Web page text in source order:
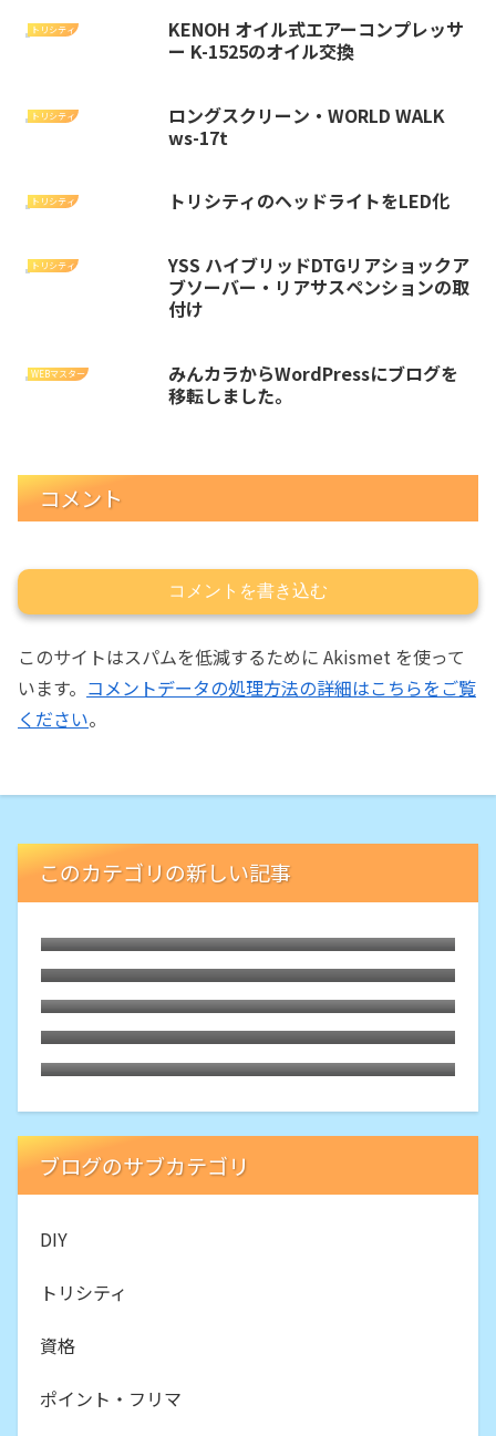
トリシティ
KENOH オイル式エアーコンプレッサ
ー K-1525のオイル交換
トリシティ
ロングスクリーン・WORLD WALK
ws-17t
トリシティ トリシティのヘッドライトをLED化
トリシティ
YSS ハイブリッドDTGリアショックア
ブソーバー・リアサスペンションの取
付け
WEBマスター
みんカラからWordPressにブログを
移転しました。
コメント
コメントを書き込む
このサイトはスパムを低減するために Akismet を使って
います。 コメントデータの処理方法の詳細はこちらをご覧
ください。
このカテゴリの新しい記事
みんカラからWordPressにブログを移転し
ました。
ロングスクリーン・WORLD WALK ws-17t
アンバーのマーカーレンズに合わせサイド
マーカーLEDランプを交換
トリシティのヘッドライトをLED化
ブログのサブカテゴリ
DIY
トリシティ
資格
ポイント・フリマ